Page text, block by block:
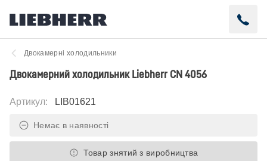
Двокамерні холодильники
Двокамерний холодильник Liebherr CN 4056
Артикул: LIB01621
Немає в наявності
Товар знятий з виробництва